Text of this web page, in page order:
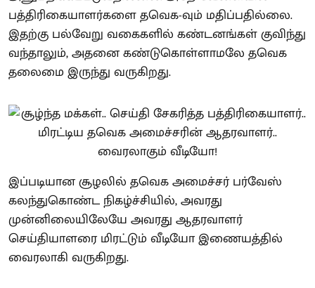
பத்திரிகையாளர்களை தவெக-வும் மதிப்பதில்லை.
இதற்கு பல்வேறு வகைகளில் கண்டனங்கள் குவிந்து
வந்தாலும், அதனை கண்டுகொள்ளாமலே தவெக
தலைமை இருந்து வருகிறது.
இப்படியான சூழலில் தவெக அமைச்சர் பர்வேஸ்
கலந்துகொண்ட நிகழ்ச்சியில், அவரது
முன்னிலையிலேயே அவரது ஆதரவாளர்
செய்தியாளரை மிரட்டும் வீடியோ இணையத்தில்
வைரலாகி வருகிறது.